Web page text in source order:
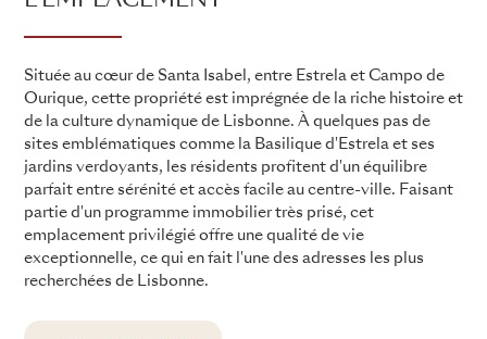
Située au cœur de Santa Isabel, entre Estrela et Campo de
Ourique, cette propriété est imprégnée de la riche histoire et
de la culture dynamique de Lisbonne. À quelques pas de
sites emblématiques comme la Basilique d'Estrela et ses
jardins verdoyants, les résidents profitent d'un équilibre
parfait entre sérénité et accès facile au centre-ville. Faisant
partie d'un programme immobilier très prisé, cet
emplacement privilégié offre une qualité de vie
exceptionnelle, ce qui en fait l'une des adresses les plus
recherchées de Lisbonne.